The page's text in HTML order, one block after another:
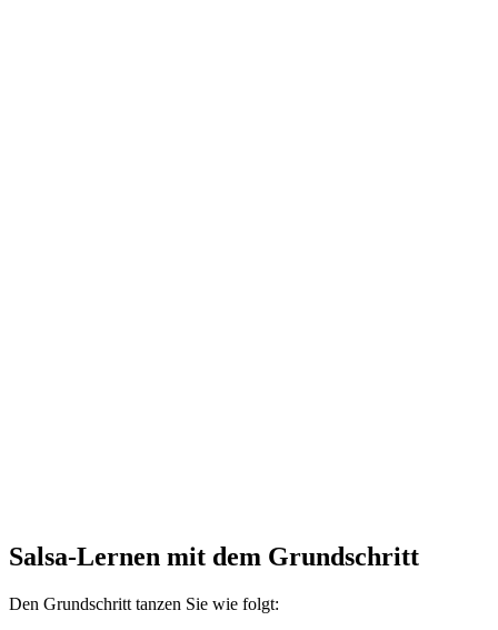
Salsa-Lernen mit dem Grundschritt
Den Grundschritt tanzen Sie wie folgt: